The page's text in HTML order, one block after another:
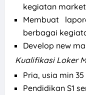
kegiatan
Membuat
berbagai
Develop new
Kualifikasi Loker
Pria, usia min
Pendidikan S1